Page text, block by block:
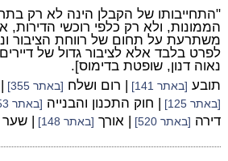
"התחייבותו של הקבלן הינה לא רק
הממונות, ולא רק כלפי רוכשי הדירות,
משתרעת על תחום של רווחת הציבור
לפרט בלבד אלא לציבור גדול של
נאוה דנון, שופטת בדימוס].
תובע [באתר 141] | רום ושלח [באתר 355]
[באתר 125] | חוק התכנון והבנייה [באתר 53]
דירה [באתר 520] | אורך [באתר 148] | שער